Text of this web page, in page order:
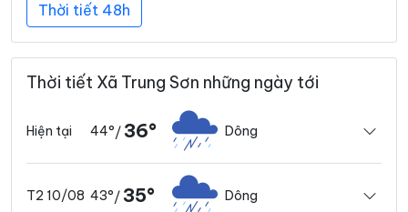
Thời tiết 48h
Thời tiết Xã Trung Sơn những ngày tới
Hiện tại 44°/ 36° Dông
T2 10/08 43°/ 35° Dông